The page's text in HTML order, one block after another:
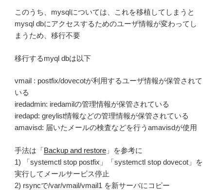
このうち、mysqlについては、これを移植してしまうと
mysql dbにアクセスするためのユーザ情報が変わってし
まうため、移行不要
移行するmyql dbは以下
vmail : postfix/dovecotが利用するユーザ情報が保管されて
いる
iredadmin: iredamilの管理情報が保管されている
iredapd: greylist情報などの管理情報が保管されている
amavisd: 届いたメールの検査などを行うamavisdが使用
手法は「Backup and restore 」を参考に
1) 「systemctl stop postfix」「systemctl stop dovecot」を
実行してメールサービス停止
2) rsyncで/var/vmail/vmail1 を新サーバにコピー